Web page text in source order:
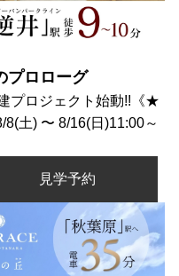
プロローグ
プロジェクト始動!!《★
土) 〜 8/16(日)11:00～
見学予約